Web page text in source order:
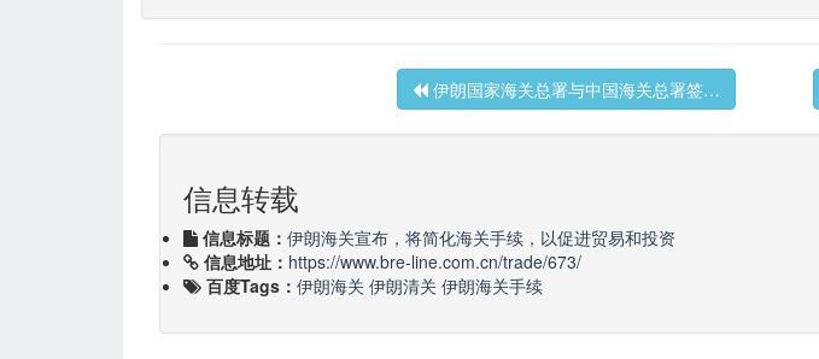
伊朗国家海关总署与中国海关总署签…
信息转载
信息标题： 伊朗海关宣布，将简化海关手续，以促进贸易和投资
信息地址： https://www.bre-line.com.cn/trade/673/
百度Tags： 伊朗海关 伊朗清关 伊朗海关手续